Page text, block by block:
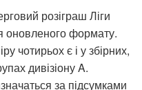
розіграш Ліги
оновленого формату.
чотирьох є і у збірних,
дивізіону A.
за підсумками